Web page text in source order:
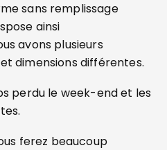
sans remplissage
ainsi
avons plusieurs
dimensions différentes.
perdu le week-end et les
ferez beaucoup